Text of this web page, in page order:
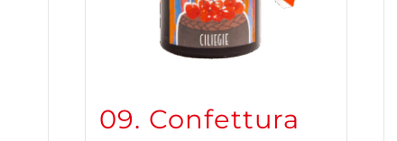
09. Confettura